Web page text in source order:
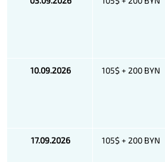
10.09.2026 105$ + 200 BYN
17.09.2026 105$ + 200 BYN